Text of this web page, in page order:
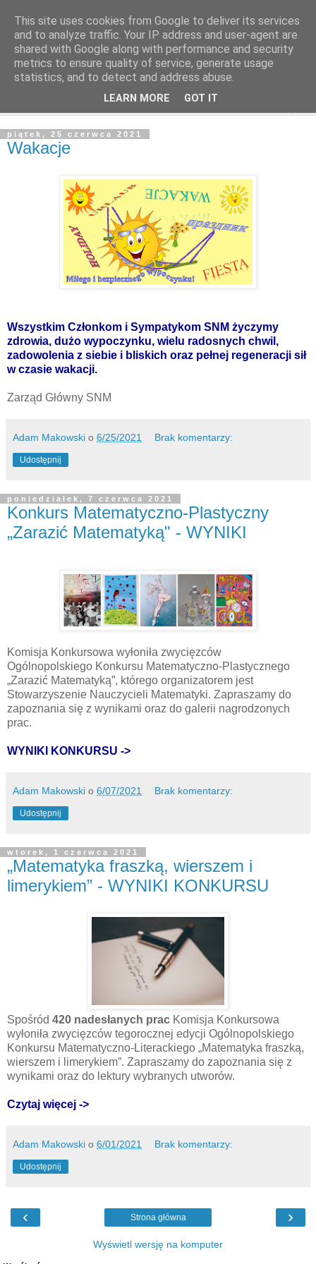
piątek, 25 czerwca 2021
Wakacje
Wszystkim Członkom i Sympatykom SNM życzymy
zdrowia, dużo wypoczynku, wielu radosnych chwil,
zadowolenia z siebie i bliskich oraz pełnej regeneracji sił
w czasie wakacji.
Zarząd Główny SNM
Adam Makowski o 6/25/2021 Brak komentarzy:
Udostępnij
poniedziałek, 7 czerwca 2021
Konkurs Matematyczno-Plastyczny
„Zarazić Matematyką" - WYNIKI
Komisja Konkursowa wyłoniła zwycięzców
Ogólnopolskiego Konkursu Matematyczno-Plastycznego
„Zarazić Matematyką”, którego organizatorem jest
Stowarzyszenie Nauczycieli Matematyki. Zapraszamy do
zapoznania się z wynikami oraz do galerii nagrodzonych
prac.
WYNIKI KONKURSU ->
Adam Makowski o 6/07/2021 Brak komentarzy:
Udostępnij
wtorek, 1 czerwca 2021
„Matematyka fraszką, wierszem i
limerykiem” - WYNIKI KONKURSU
Spośród 420 nadesłanych prac Komisja Konkursowa
wyłoniła zwycięzców tegorocznej edycji Ogólnopolskiego
Konkursu Matematyczno-Literackiego „Matematyka fraszką,
wierszem i limerykiem”. Zapraszamy do zapoznania się z
wynikami oraz do lektury wybranych utworów.
Czytaj więcej ->
Adam Makowski o 6/01/2021 Brak komentarzy:
Udostępnij
‹ ›
Strona główna
Wyświetl wersję na komputer
This site uses cookies from Google to deliver its services
and to analyze traffic. Your IP address and user-agent are
shared with Google along with performance and security
metrics to ensure quality of service, generate usage
statistics, and to detect and address abuse.
LEARN MORE GOT IT